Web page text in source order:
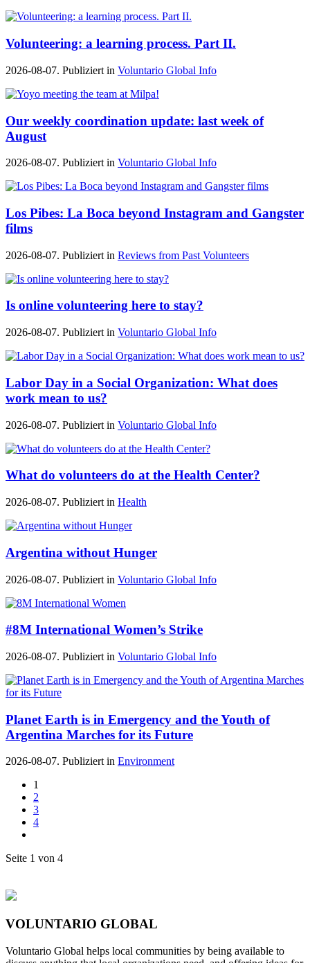
Volunteering: a learning process. Part II.
2026-08-07. Publiziert in Voluntario Global Info
Our weekly coordination update: last week of
August
2026-08-07. Publiziert in Voluntario Global Info
Los Pibes: La Boca beyond Instagram and Gangster
films
2026-08-07. Publiziert in Reviews from Past Volunteers
Is online volunteering here to stay?
2026-08-07. Publiziert in Voluntario Global Info
Labor Day in a Social Organization: What does
work mean to us?
2026-08-07. Publiziert in Voluntario Global Info
What do volunteers do at the Health Center?
2026-08-07. Publiziert in Health
Argentina without Hunger
2026-08-07. Publiziert in Voluntario Global Info
#8M International Women’s Strike
2026-08-07. Publiziert in Voluntario Global Info
Planet Earth is in Emergency and the Youth of
Argentina Marches for its Future
2026-08-07. Publiziert in Environment
1
2
3
4
Seite 1 von 4
VOLUNTARIO GLOBAL
Voluntario Global helps local communities by being available to